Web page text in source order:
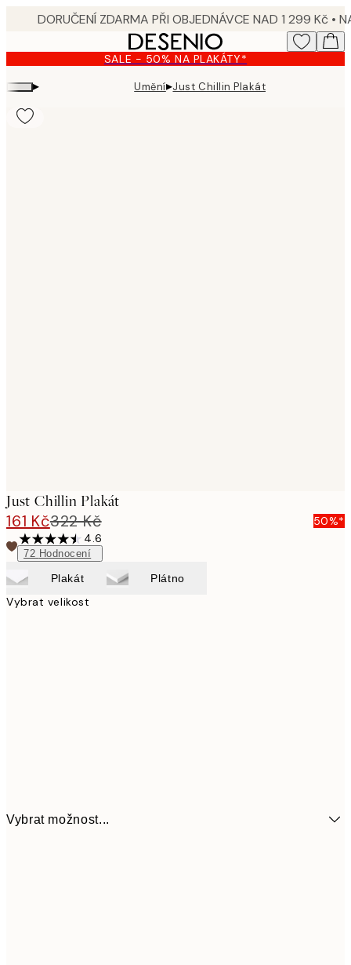
content.
SALE - 50% NA PLAKÁTY*
▸ Umění▸Just Chillin Plakát
Just Chillin Plakát
161 Kč322 Kč
50%*
4.6
72 Hodnocení
Plakát Plátno
Vybrat velikost
Vybrat možnost...